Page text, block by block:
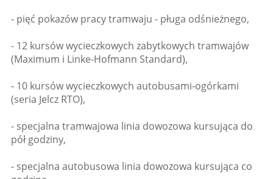
- pięć pokazów pracy tramwaju - pługa odśnieżnego,
- 12 kursów wycieczkowych zabytkowych tramwajów
(Maximum i Linke-Hofmann Standard),
- 10 kursów wycieczkowych autobusami-ogórkami
(seria Jelcz RTO),
- specjalna tramwajowa linia dowozowa kursująca do
pół godziny,
- specjalna autobusowa linia dowozowa kursująca co